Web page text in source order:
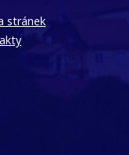
stránek